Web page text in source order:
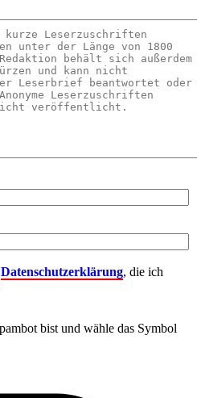
Datenschutzerklärung, die ich
bist und wähle das Symbol